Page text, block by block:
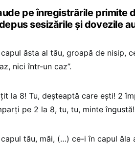
pe înregistrările primite
sesizările și dovezile
capul ăsta al tău, groapă de nisip,
nici într-un caz”.
la 8! Tu, deșteaptă care ești! 2
pe 2 la 8, tu, tu, minte
capul tău, măi, (…) ce-i în capul